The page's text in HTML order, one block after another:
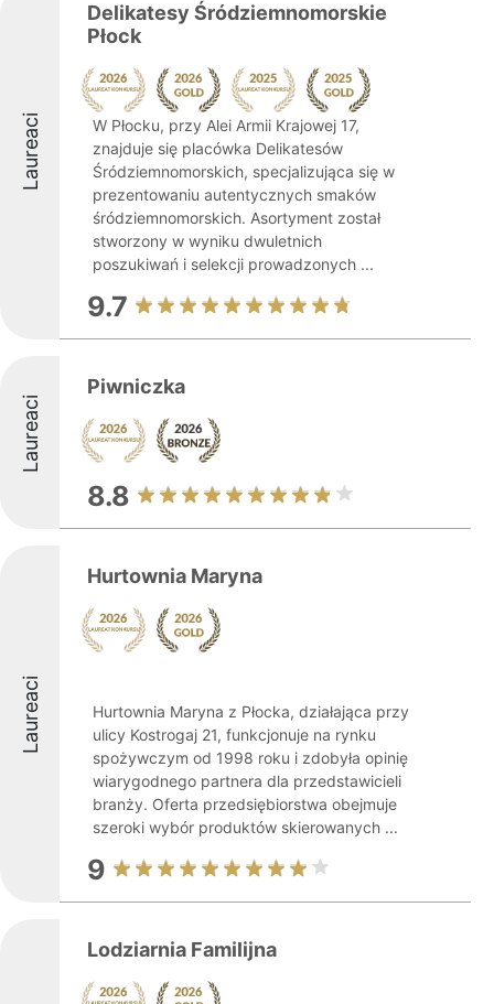
Laureaci
Delikatesy Śródziemnomorskie
Płock
W Płocku, przy Alei Armii Krajowej 17,
znajduje się placówka Delikatesów
Śródziemnomorskich, specjalizująca się w
prezentowaniu autentycznych smaków
śródziemnomorskich. Asortyment został
stworzony w wyniku dwuletnich
poszukiwań i selekcji prowadzonych ...
9.7
Laureaci
Piwniczka
8.8
Laureaci
Hurtownia Maryna
Hurtownia Maryna z Płocka, działająca przy
ulicy Kostrogaj 21, funkcjonuje na rynku
spożywczym od 1998 roku i zdobyła opinię
wiarygodnego partnera dla przedstawicieli
branży. Oferta przedsiębiorstwa obejmuje
szeroki wybór produktów skierowanych ...
9
Lodziarnia Familijna